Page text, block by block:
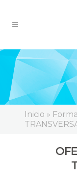
Inicio »